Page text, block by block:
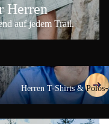
Herren
auf jedem Trail.
T-Shirts & Polos
Herren T-Shirts & Polos